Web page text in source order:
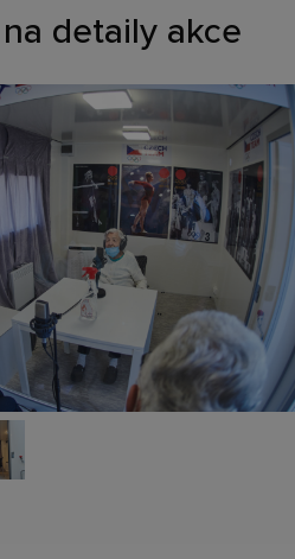
detaily akce